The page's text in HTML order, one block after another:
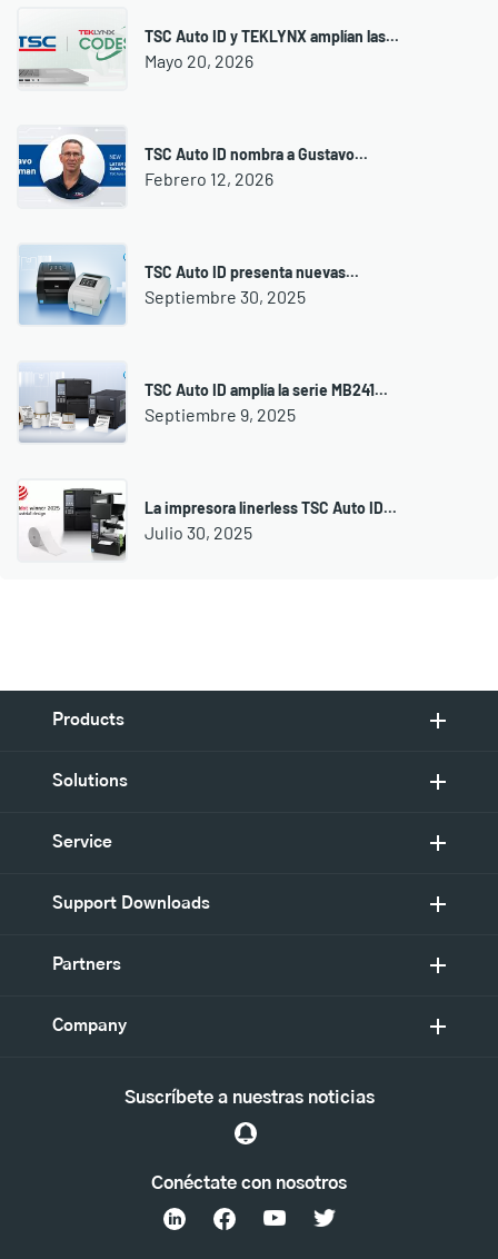
TSC Auto ID y TEKLYNX amplían las...
Mayo 20, 2026
TSC Auto ID nombra a Gustavo...
Febrero 12, 2026
TSC Auto ID presenta nuevas...
Septiembre 30, 2025
TSC Auto ID amplía la serie MB241...
Septiembre 9, 2025
La impresora linerless TSC Auto ID...
Julio 30, 2025
Products
Solutions
Service
Support Downloads
Partners
Company
Conéctate con nosotros
Suscríbete a nuestras noticias